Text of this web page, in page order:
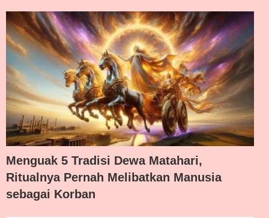
Menguak 5 Tradisi Dewa Matahari,
Ritualnya Pernah Melibatkan Manusia
sebagai Korban